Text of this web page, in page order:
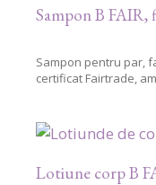
Sampon B FAIR,
Sampon pentru par,
certificat Fairtrade,
Lotiune corp B